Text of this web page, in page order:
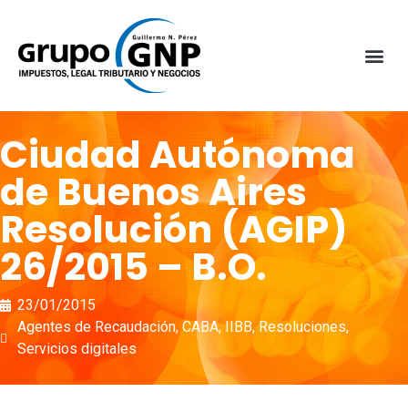
Ciudad Autónoma
de Buenos Aires
Resolución (AGIP)
26/2015 – B.O.
23/01/2015
Agentes de Recaudación,CABA,IIBB,Resoluciones,
Servicios digitales